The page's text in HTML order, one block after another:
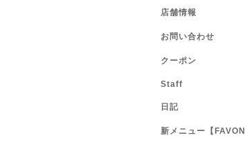
店舗情報
お問い合わせ
クーポン
Staff
日記
新メニュー【FAVON